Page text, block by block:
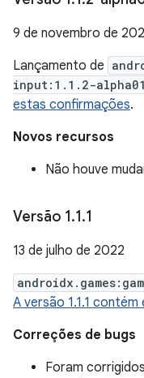
9 de novembro de
Lançamento de
input:1.1.2-alpha01
estas confirmações.
Novos recursos
Não houve
Versão 1.1.1
13 de julho de 2022
A versão 1.1.1
Correções de bugs
Foram